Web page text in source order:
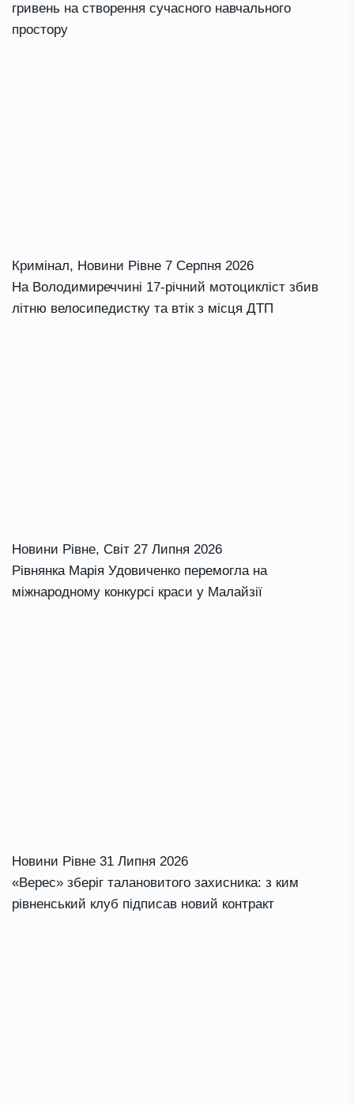
гривень на створення сучасного навчального
простору
Кримінал, Новини Рівне 7 Серпня 2026
На Володимиреччині 17-річний мотоцикліст збив
літню велосипедистку та втік з місця ДТП
Новини Рівне, Світ 27 Липня 2026
Рівнянка Марія Удовиченко перемогла на
міжнародному конкурсі краси у Малайзії
Новини Рівне 31 Липня 2026
«Верес» зберіг талановитого захисника: з ким
рівненський клуб підписав новий контракт